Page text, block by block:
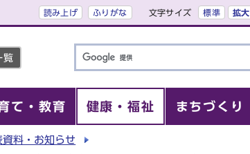
読み上げ ふりがな 文字サイズ 標準 拡大
覧
て・教育 健康・福祉 まちづくり
資料・お知らせ